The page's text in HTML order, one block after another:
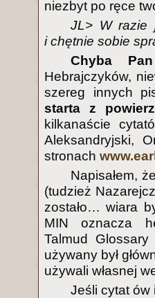
niezbyt po ręce
JL> W razie
i chętnie sobie
Chyba
Hebrajczyków,
szereg innych
starta z
kilkanaście
Aleksandryjski,
stronach
Napisałem,
(tudzież
zostało… wiara
MIN oznacza
Talmud
używany był
używali własnej
Jeśli cytat ów